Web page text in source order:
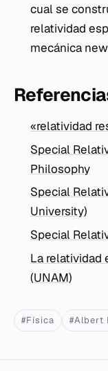
cual se
relatividad
mecánica
«relatividad
Special
Philosophy
Special
University)
Special
La
(UNAM)
#Física #Albert